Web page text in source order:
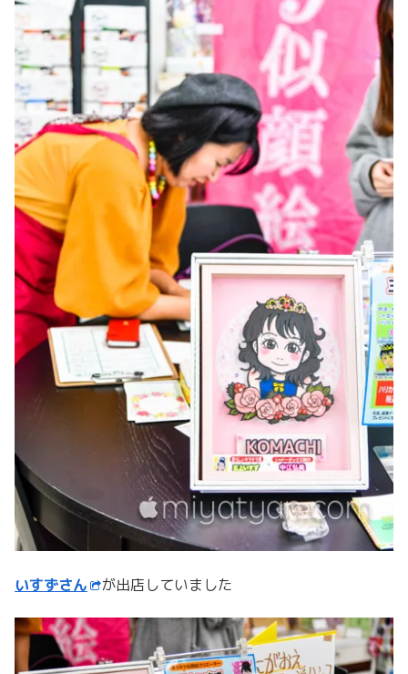
いすずさん が出店していました